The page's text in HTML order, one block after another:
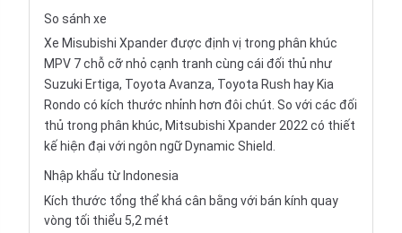
So sánh xe
Xe Misubishi Xpander được định vị trong phân khúc
MPV 7 chỗ cỡ nhỏ cạnh tranh cùng cái đối thủ như
Suzuki Ertiga, Toyota Avanza, Toyota Rush hay Kia
Rondo có kích thước nhỉnh hơn đôi chút. So với các đối
thủ trong phân khúc, Mitsubishi Xpander 2022 có thiết
kế hiện đại với ngôn ngữ Dynamic Shield.
Nhập khẩu từ Indonesia
Kích thước tổng thể khá cân bằng với bán kính quay
vòng tối thiểu 5,2 mét